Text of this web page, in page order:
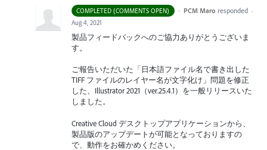
COMPLETED (COMMENTS OPEN) · PCM Maro responded ·
Aug 4, 2021
製品フィードバックへのご協力ありがとうございま
す。
ご報告いただいた「日本語ファイル名で書き出した
TIFF ファイルのレイヤー名が文字化け」問題を修正
した、Illustrator 2021（ver.25.4.1）を一般リリースいた
しました。
Creative Cloud デスクトップアプリケーションから、
製品版のアップデートが可能となっておりますの
で、動作をお確かめください。